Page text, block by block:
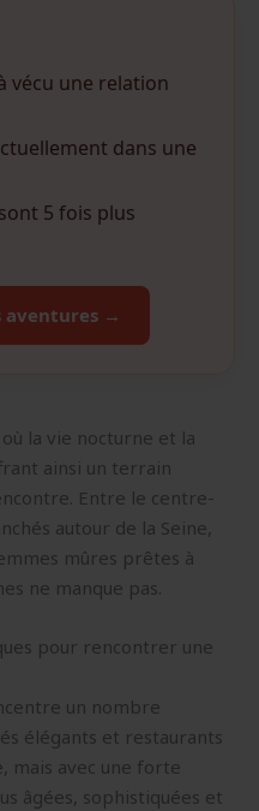
vécu une relation
dans une
sont 5 fois plus
aventures →
la vie nocturne et la
ainsi un terrain
Entre le centre-
autour de la Seine,
mûres prêtes à
ne manque pas.
pour rencontrer une
un nombre
élégants et restaurants
mais avec une forte
âgées, sophistiquées et